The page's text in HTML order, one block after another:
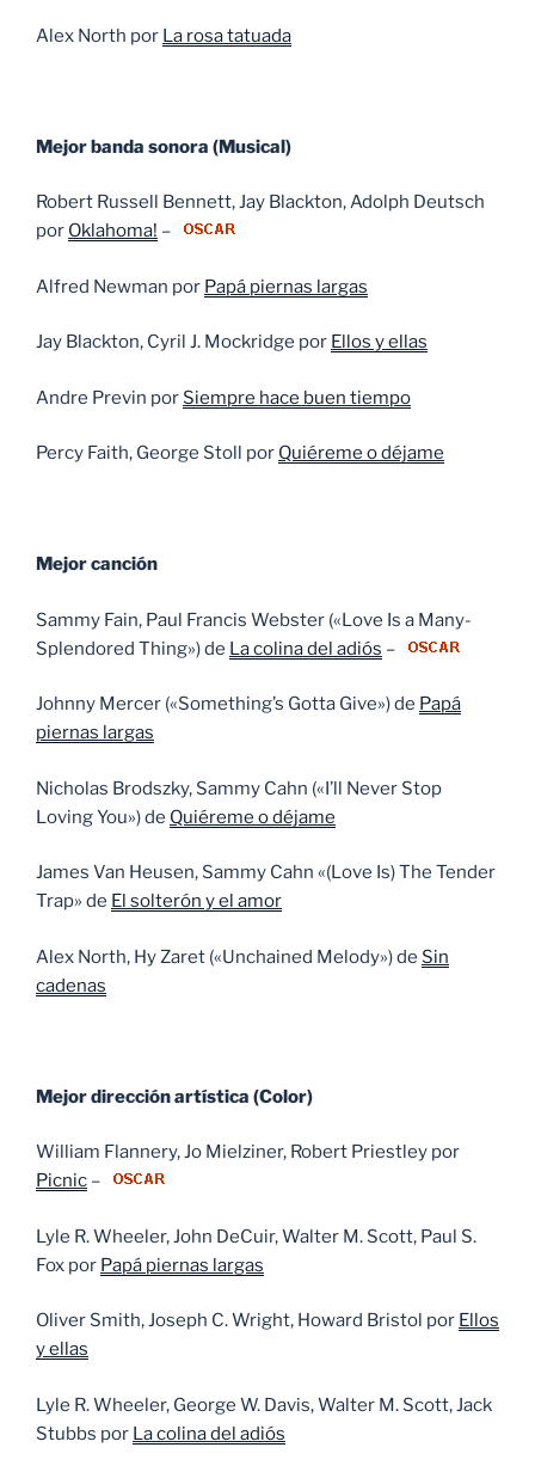
Alex North por La rosa tatuada
Mejor banda sonora (Musical)
Robert Russell Bennett, Jay Blackton, Adolph Deutsch
por Oklahoma! –
Alfred Newman por Papá piernas largas
Jay Blackton, Cyril J. Mockridge por Ellos y ellas
Andre Previn por Siempre hace buen tiempo
Percy Faith, George Stoll por Quiéreme o déjame
Mejor canción
Sammy Fain, Paul Francis Webster («Love Is a Many-
Splendored Thing») de La colina del adiós –
Johnny Mercer («Something’s Gotta Give») de Papá
piernas largas
Nicholas Brodszky, Sammy Cahn («I’ll Never Stop
Loving You») de Quiéreme o déjame
James Van Heusen, Sammy Cahn «(Love Is) The Tender
Trap» de El solterón y el amor
Alex North, Hy Zaret («Unchained Melody») de Sin
cadenas
Mejor dirección artística (Color)
William Flannery, Jo Mielziner, Robert Priestley por
Picnic –
Lyle R. Wheeler, John DeCuir, Walter M. Scott, Paul S.
Fox por Papá piernas largas
Oliver Smith, Joseph C. Wright, Howard Bristol por Ellos
y ellas
Lyle R. Wheeler, George W. Davis, Walter M. Scott, Jack
Stubbs por La colina del adiós